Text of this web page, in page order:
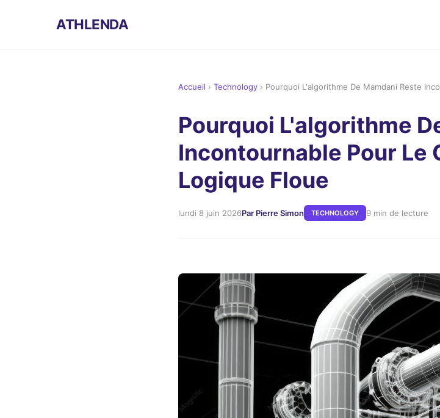
ATHLENDA
Accueil › Technology › Pourquoi L'algorithme De Mamdani Reste
Pourquoi L'algorithme
Incontournable Pour Le
Logique Floue
lundi 8 juin 2026Par Pierre Simon TECHNOLOGY 9 min de lecture